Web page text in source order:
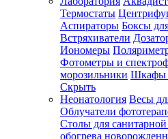
Все
покупки
одном
месте
Личный
менеджер
Отслеживание
статуса
заказа
Термостаты
Аспираторы Боксы
Встряхиватели
Иономеры
Фотометры и
морозильники Шкафы
Скрыть
Неонатология Весы
Облучатели
Столы для санитарной
обогрева